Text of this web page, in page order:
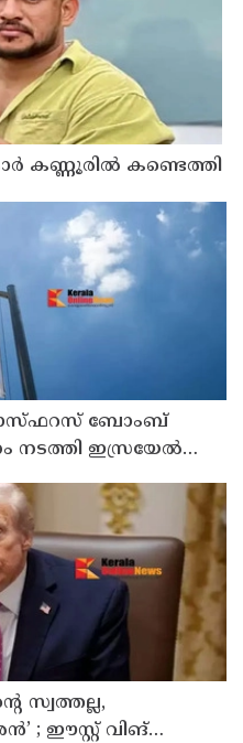
കണ്ണൂരിൽ കണ്ടെത്തി
ബോംബ്
നടത്തി ഇസ്രയേൽ
സ്വത്തല്ല,
; ഈസ്റ്റ് വിങ്